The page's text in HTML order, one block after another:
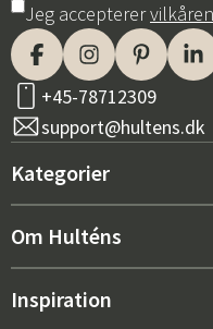
Jeg accepterer
+45-78712309
support@hultens.dk
Kategorier
Nyt hos os
Om Hulténs
Om Hulténs
Inspiration